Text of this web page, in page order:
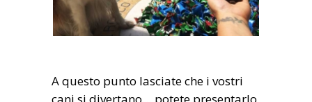
A questo punto lasciate che i vostri